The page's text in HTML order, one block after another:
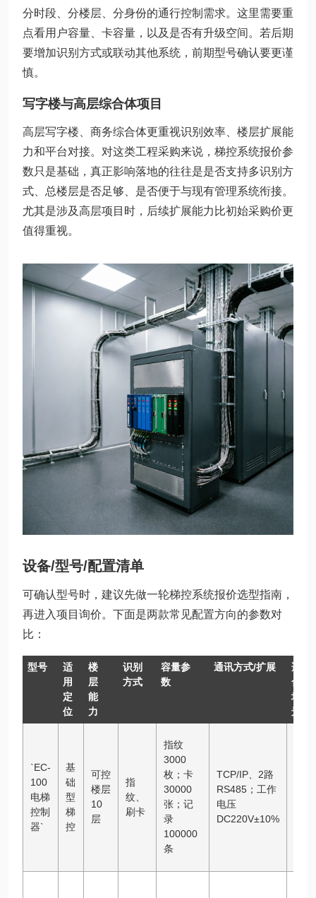
分时段、分楼层、分身份的通行控制需求。这里需要重
点看用户容量、卡容量，以及是否有升级空间。若后期
要增加识别方式或联动其他系统，前期型号确认要更谨
慎。
写字楼与高层综合体项目
高层写字楼、商务综合体更重视识别效率、楼层扩展能
力和平台对接。对这类工程采购来说，梯控系统报价参
数只是基础，真正影响落地的往往是是否支持多识别方
式、总楼层是否足够、是否便于与现有管理系统衔接。
尤其是涉及高层项目时，后续扩展能力比初始采购价更
值得重视。
设备/型号/配置清单
可确认型号时，建议先做一轮梯控系统报价选型指南，
再进入项目询价。下面是两款常见配置方向的参数对
比：
型号
适
用
定
位
楼
层
能
力
识别
方式
容量参
数
通讯方式/扩展
适
合
场
景
`EC-
100
电梯
控制
器`
基
础
型
梯
控
可控
楼层
10
层
指
纹、
刷卡
指纹
3000
枚；卡
30000
张；记
录
100000
条
TCP/IP、2路
RS485；工作
电压
DC220V±10%